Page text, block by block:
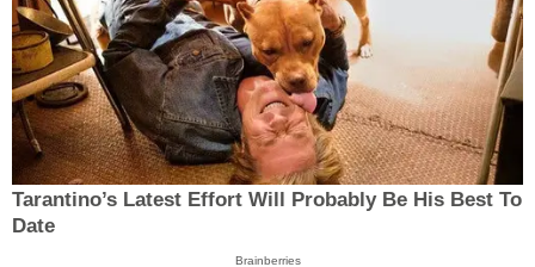
Tarantino’s Latest Effort Will Probably Be His Best To
Date
Brainberries